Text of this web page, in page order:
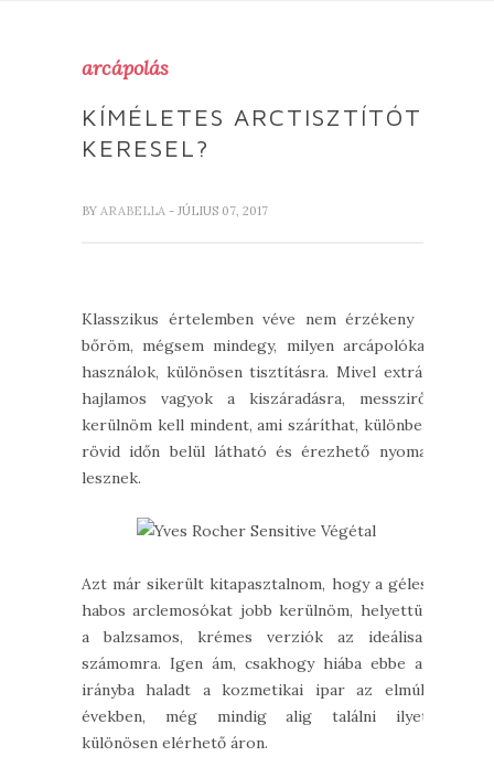
arcápolás
KÍMÉLETES ARCTISZTÍTÓT
KERESEL?
BY ARABELLA - JÚLIUS 07, 2017
Klasszikus értelemben véve nem érzékeny a
bőröm, mégsem mindegy, milyen arcápolókat
használok, különösen tisztításra. Mivel extrán
hajlamos vagyok a kiszáradásra, messziről
kerülnöm kell mindent, ami száríthat, különben
rövid időn belül látható és érezhető nyomai
lesznek.
Azt már sikerült kitapasztalnom, hogy a géles,
habos arclemosókat jobb kerülnöm, helyettük
a balzsamos, krémes verziók az ideálisak
számomra. Igen ám, csakhogy hiába ebbe az
irányba haladt a kozmetikai ipar az elmúlt
években, még mindig alig találni ilyet,
különösen elérhető áron.